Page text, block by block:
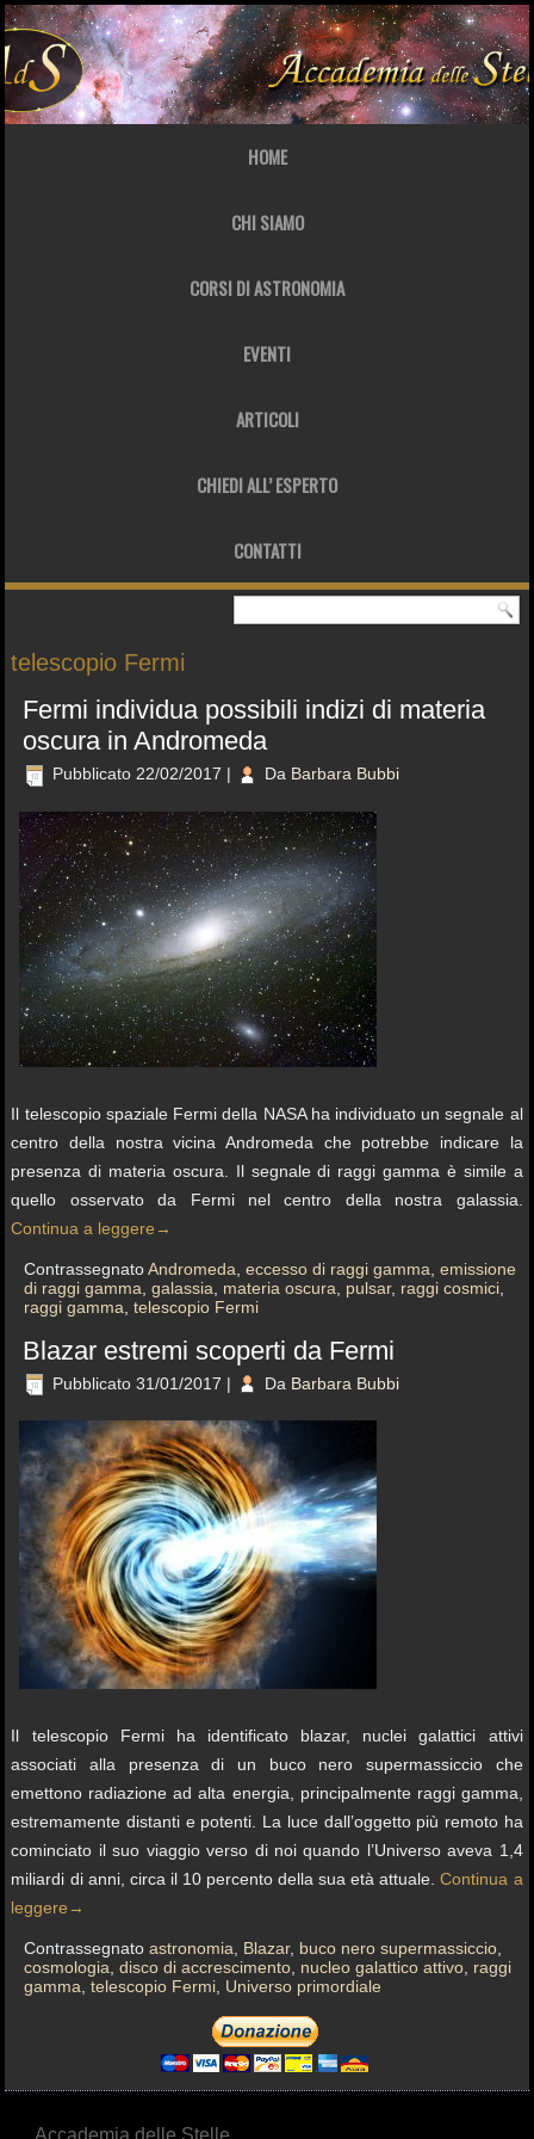
HOME
CHI SIAMO
CORSI DI ASTRONOMIA
EVENTI
ARTICOLI
CHIEDI ALL’ ESPERTO
CONTATTI
telescopio Fermi
Fermi individua possibili indizi di materia
oscura in Andromeda
Pubblicato 22/02/2017 | Da Barbara Bubbi
Il telescopio spaziale Fermi della NASA ha individuato un segnale al
centro della nostra vicina Andromeda che potrebbe indicare la
presenza di materia oscura. Il segnale di raggi gamma è simile a
quello osservato da Fermi nel centro della nostra galassia.
Continua a leggere →
Contrassegnato Andromeda ,eccesso di raggi gamma ,emissione
di raggi gamma ,galassia materia oscura pulsar, raggi cosmici
raggi gamma ,telescopio Fermi
Blazar estremi scoperti da Fermi
Pubblicato 31/01/2017 | Da Barbara Bubbi
Il telescopio Fermi ha identificato blazar, nuclei galattici attivi
associati alla presenza di un buco nero supermassiccio che
emettono radiazione ad alta energia, principalmente raggi gamma,
estremamente distanti e potenti. La luce dall’oggetto più remoto ha
cominciato il suo viaggio verso di noi quando l’Universo aveva 1,4
miliardi di anni, circa il 10 percento della sua età attuale.Continua a
leggere →
Contrassegnato astronomia Blazar, buco nero supermassiccio
cosmologia ,disco di accrescimento nucleo galattico attivo raggi
gamma ,telescopio Fermi Universo primordiale